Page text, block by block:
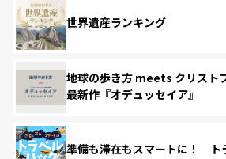
世界遺産ランキング
地球の歩き方 meets クリスト
最新作『オデュッセイア』
準備も滞在もスマートに！ ト